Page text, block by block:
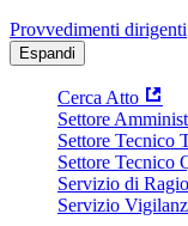
Provvedimenti dirigenti
Espandi
Cerca Atto
Settore
Settore Tecnico
Settore Tecnico
Servizio di
Servizio